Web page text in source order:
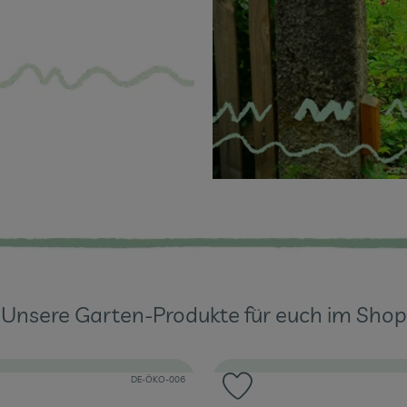
Unsere Garten-Produkte für euch im Shop
, Verband:
, Kontrollstelle:
DE-ÖKO-006